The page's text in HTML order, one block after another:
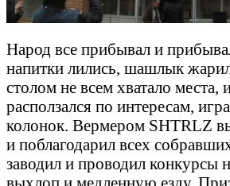
Народ все прибывал и
напитки лились, шашлык
столом не всем хватало места,
расползался по интересам,
колонок. Вермером SHTRLZ
и поблагодарил всех
заводил и проводил конкурсы
выхлоп и медленную езду.